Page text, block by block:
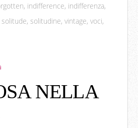
, indifference, indifferenza,
solitude, solitudine, vintage, voci,
NELLA